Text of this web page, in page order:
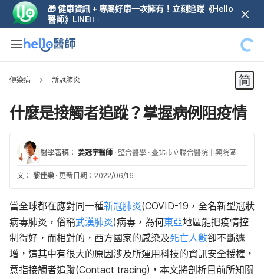
🎁 健康資訊 + 專屬好康一次擁有！立刻追蹤《Hello
醫師》LINE👆🏼
傳染病 新冠肺炎
什麼是接觸者追蹤？掌握病例阻疫情
醫學審稿： 姜冠宇醫師 · 整合醫學 · 臺北市立聯合醫院中興院區
文： 黎佳燊 · 更新日期：2022/06/16
當全球都在應對同一種新冠肺炎(COVID-19，全名新型冠狀
病毒肺炎，俗稱武漢肺炎)病毒，為何東亞地區能把疫情控
制得好， 而相對的，西方國家的感染及死亡人數卻不斷遽
增 ， 這其中有很大的原因涉及所運用科技的資訊安全授權，
意指接觸者追蹤(Contact tracing)，本文將剖析目前所知關